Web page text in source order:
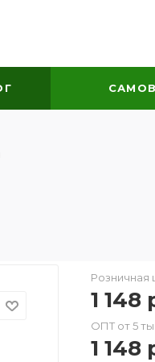
Розничная
1 148
ОПТ от 5
1 148